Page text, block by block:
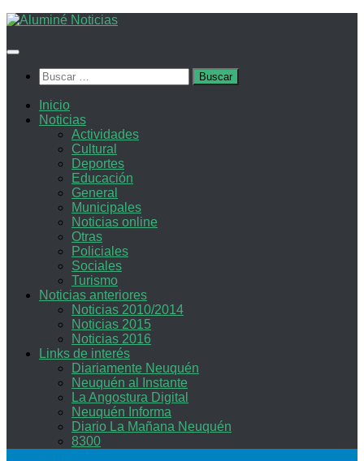
Saltar
contenido
Buscar:
Inicio
Noticias
Actividades
Cultural
Deportes
Educación
General
Municipales
Noticias online
Otras
Policiales
Sociales
Turismo
Noticias anteriores
Noticias 2010/2014
Noticias 2015
Noticias 2016
Links de interés
Diariamente Neuquén
Neuquén al Instante
La Angostura Digital
Neuquén Informa
Diario La Mañana Neuquén
8300